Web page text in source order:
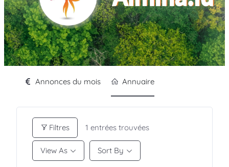
Annonces du mois Annuaire
Filtres 1 entrées trouvées
View As Sort By